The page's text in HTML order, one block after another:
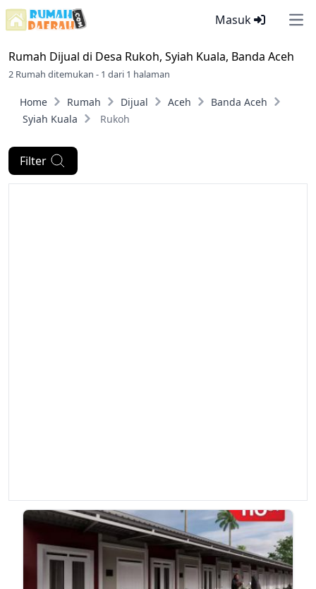
Masuk
Rumah Dijual di Desa Rukoh, Syiah Kuala, Banda Aceh
2 Rumah ditemukan - 1 dari 1 halaman
Home Rumah Dijual Aceh
Banda Aceh
Syiah Kuala
Rukoh
Filter